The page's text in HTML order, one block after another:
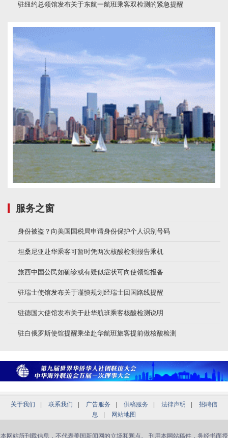
驻纽约总领馆发布关于东航一航班乘客双检测的紧急提醒
服务之窗
身份被盗？向美国国税局申请身份保护个人识别号码
坦桑尼亚赴华乘客可暂时凭两次核酸检测报告乘机
旅西中国公民如确诊或有疑似症状可向使领馆报备
驻瑞士使馆发布关于谨慎规划经瑞士回国路线提醒
驻德国大使馆发布关于赴华航班乘客核酸检测说明
驻白俄罗斯使馆提醒乘坐赴华航班旅客提前做核酸检测
关于我们 联系我们 广告服务 供稿服务 法律声明
招聘信
息
网站地图
本网站所刊载信息，不代表美国新闻网的立场和观点。 刊用本网站稿件，务经书面授